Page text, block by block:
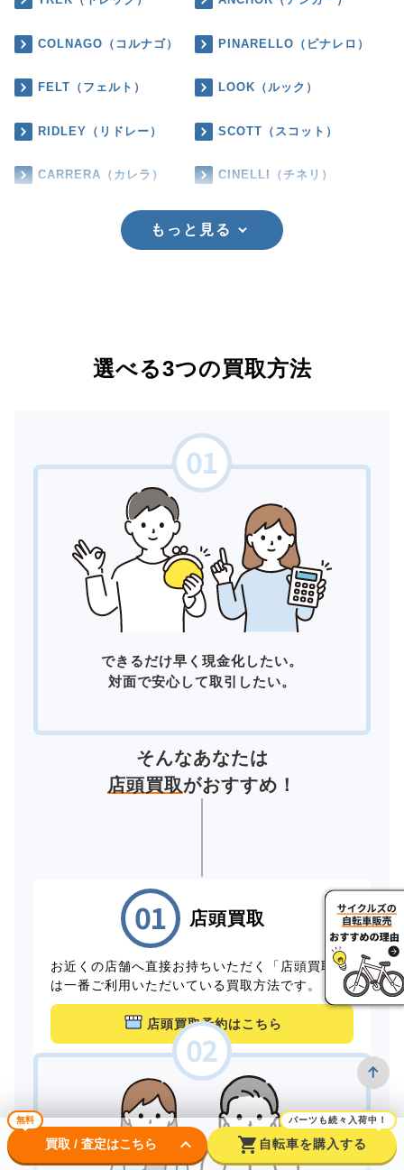
COLNAGO（コルナゴ） PINARELLO（ピナレロ）
FELT（フェルト） LOOK（ルック）
RIDLEY（リドレー） SCOTT（スコット）
CARRERA（カレラ） CINELLI（チネリ）
もっと見る
選べる3つの買取方法
できるだけ早く現金化したい。
対面で安心して取引したい。
そんなあなたは
店頭買取がおすすめ！
店頭買取
お近くの店舗へ直接お持ちいただく「店頭買取」
は一番ご利用いただいている買取方法です。
店頭買取予約はこちら
無料
買取 / 査定はこちら keyboard_arrow_down shopping_cart
パーツも続々入荷中！
自転車を購入する